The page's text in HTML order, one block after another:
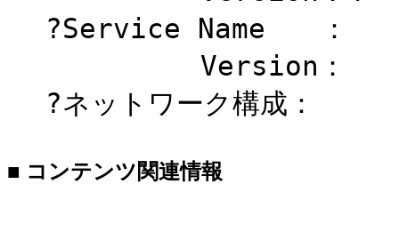
?Service Name ：
Version：
?ネットワーク構成：
■ コンテンツ関連情報